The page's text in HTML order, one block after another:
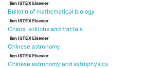
lien ISTEX Elsevier
Bulletin of mathematical biology
lien ISTEX Elsevier
Chaos, solitons and fractals
lien ISTEX Elsevier
Chinese astronomy
lien ISTEX Elsevier
Chinese astronomy and astrophysics